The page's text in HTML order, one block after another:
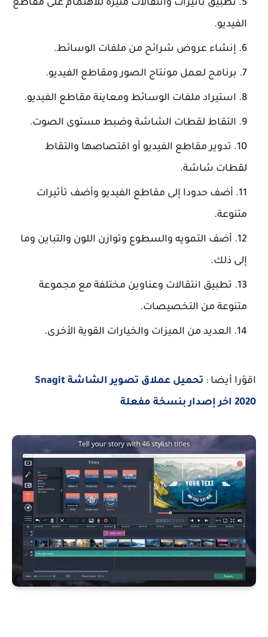
تطبيق تأثيرات وانتقالات مثيرة للاهتمام على مقاطع
الفيديو.
إنشاء عروض شرائح من ملفات الوسائط.
برنامج لعمل مونتاج الصور ومقاطع الفيديو.
استيراد ملفات الوسائط ومعاينة مقاطع الفيديو.
التقاط لقطات الشاشة وضبط مستوى الصوت.
تدوير مقاطع الفيديو أو اقتصاصها والتقاط
لقطات شاشة.
أضف حدودا إلى مقاطع الفيديو وأضف تأثيرات
متنوعة.
أضف التمويه والسطوع وتوازن اللون والتباين وما
إلى ذلك.
تطبيق انتقالات وعناوين مختلفة مع مجموعة
متنوعة من التخصيصات.
العديد من الميزات والخيارات القوية الأخرى.
اقؤرا أيضا :
تحميل عملاق تصوير الشاشة Snagit
2020 اخر إصدار بنسخة مفعلة